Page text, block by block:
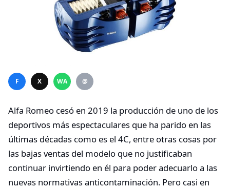
F X WA @
Alfa Romeo cesó en 2019 la producción de uno de los
deportivos más espectaculares que ha parido en las
últimas décadas como es el 4C, entre otras cosas por
las bajas ventas del modelo que no justificaban
continuar invirtiendo en él para poder adecuarlo a las
nuevas normativas anticontaminación. Pero casi en